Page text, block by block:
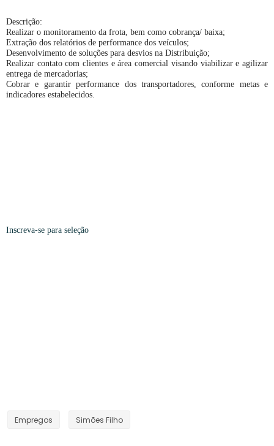
Descrição:
Realizar o monitoramento da frota, bem como cobrança/ baixa;
Extração dos relatórios de performance dos veículos;
Desenvolvimento de soluções para desvios na Distribuição;
Realizar contato com clientes e área comercial visando viabilizar e agilizar
entrega de mercadorias;
Cobrar e garantir performance dos transportadores, conforme metas e
indicadores estabelecidos.
Inscreva-se para seleção
Empregos Simões Filho